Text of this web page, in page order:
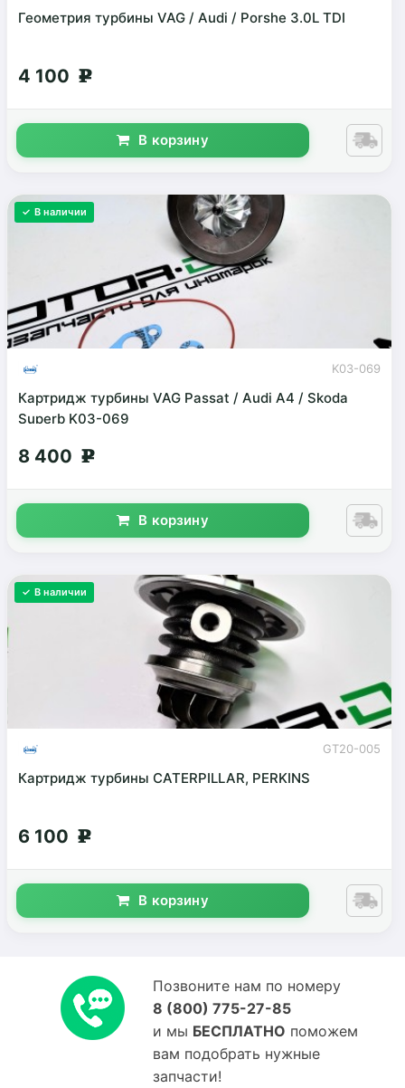
Геометрия турбины VAG / Audi / Porshe 3.0L TDI
4 100 g
В корзину
✓ В наличии
K03-069
Картридж турбины VAG Passat / Audi A4 / Skoda
Superb K03-069
8 400 g
В корзину
✓ В наличии
GT20-005
Картридж турбины CATERPILLAR, PERKINS
6 100 g
В корзину
Позвоните нам по номеру
8 (800) 775-27-85
и мы БЕСПЛАТНО поможем
вам подобрать нужные
запчасти!